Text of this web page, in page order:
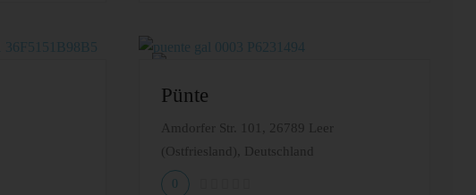
Pünte
Amdorfer Str. 101, 26789 Leer
(Ostfriesland), Deutschland
0